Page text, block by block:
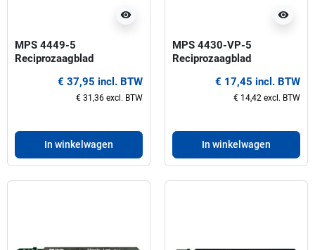
visibility
MPS 4449-5
Reciprozaagblad
€ 37,95 incl. BTW
€ 31,36 excl. BTW
In winkelwagen
visibility
MPS 4430-VP-5
Reciprozaagblad
€ 17,45 incl. BTW
€ 14,42 excl. BTW
In winkelwagen